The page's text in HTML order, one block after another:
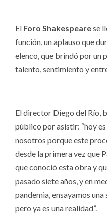
El Foro Shakespearese
función, un aplauso que
elenco, que brindó por un
talento, sentimiento y
El director Diego del Río,
público por asistir: “hoy
nosotros porque este
desde la primera vez que
que conoció esta obra y
pasado siete años, y en
pandemia, ensayamos
pero ya es una realidad”.